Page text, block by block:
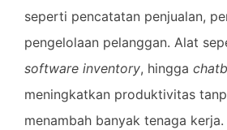
seperti pencatatan penjualan,
pengelolaan pelanggan. Alat
software inventory, hingga
meningkatkan produktivitas
menambah banyak tenaga kerja.